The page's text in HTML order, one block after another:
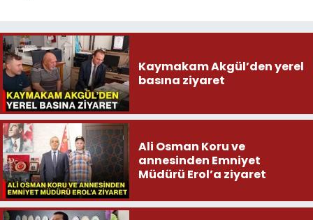
Kaymakam Akgül’den yerel
basına ziyaret
Ali Osman Koru ve
annesinden Emniyet
Müdürü Erol’a ziyaret